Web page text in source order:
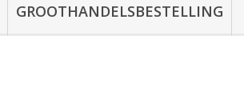
GROOTHANDELSBESTELLING